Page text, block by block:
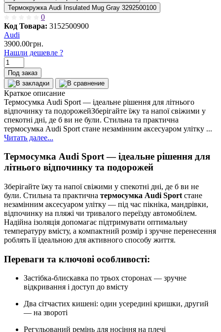
Термокружка Audi Insulated Mug Gray 3292500100
0
Код Товара: 3152500900
Audi
3900.00грн.
Нашли дешевле ?
Под заказ
Краткое описание
Термосумка Audi Sport — ідеальне рішення для літнього
відпочинку та подорожейЗберігайте їжу та напої свіжими у
спекотні дні, де б ви не були. Стильна та практична
термосумка Audi Sport стане незамінним аксесуаром улітку ...
Читать далее...
Термосумка Audi Sport — ідеальне рішення для
літнього відпочинку та подорожей
Зберігайте їжу та напої свіжими у спекотні дні, де б ви не
були. Стильна та практична термосумка Audi Sport стане
незамінним аксесуаром улітку — під час пікніка, мандрівки,
відпочинку на пляжі чи тривалого переїзду автомобілем.
Надійна ізоляція допомагає підтримувати оптимальну
температуру вмісту, а компактний розмір і зручне перенесення
роблять її ідеальною для активного способу життя.
Переваги та ключові особливості:
Застібка-блискавка по трьох сторонах — зручне
відкривання і доступ до вмісту
Два сітчастих кишені: один усередині кришки, другий
— на звороті
Регульований ремінь для носіння на плечі